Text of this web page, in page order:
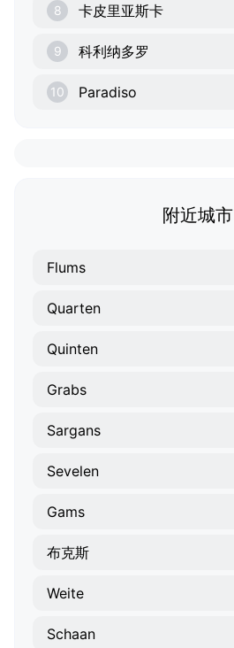
8 卡皮里亚斯卡
9 科利纳多罗
10 Paradiso
附近城市
Flums
Quarten
Quinten
Grabs
Sargans
Sevelen
Gams
布克斯
Weite
Schaan